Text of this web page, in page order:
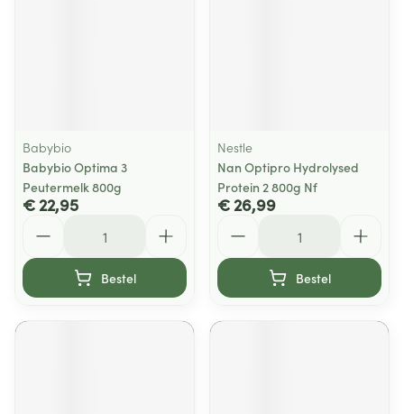
Babybio
Babybio Optima 3
Peutermelk 800g
€ 22,95
Bestel
Nestle
Nan Optipro Hydrolysed
Protein 2 800g Nf
€ 26,99
Bestel